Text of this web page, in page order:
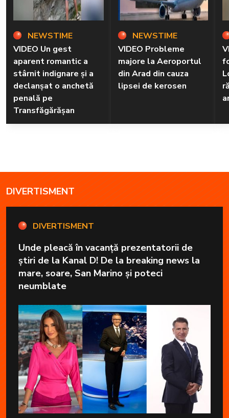
NEWSTIME
VIDEO Un gest
aparent romantic a
stârnit indignare și a
declanșat o anchetă
penală pe
Transfăgărășan
NEWSTIME
VIDEO Probleme
majore la Aeroportul
din Arad din cauza
lipsei de kerosen
DIVERTISMENT
DIVERTISMENT
Unde pleacă în vacanță prezentatorii de
știri de la Kanal D! De la breaking news la
mare, soare, San Marino și poteci
neumblate